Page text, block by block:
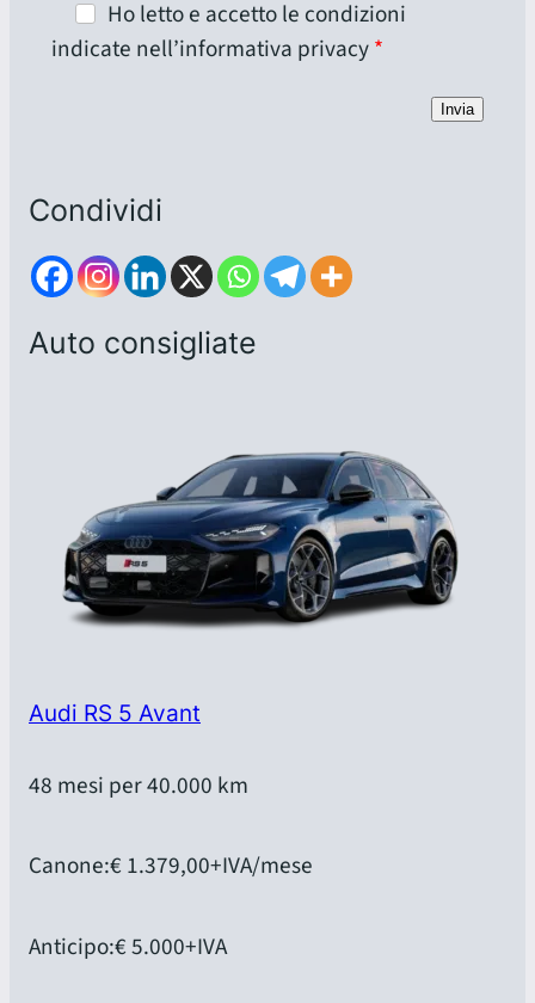
Ho letto e accetto le condizioni
indicate nell’informativa privacy
Invia
Condividi
Auto consigliate
Audi RS 5 Avant
48 mesi per 40.000 km
Canone:€ 1.379,00+IVA/mese
Anticipo:€ 5.000+IVA